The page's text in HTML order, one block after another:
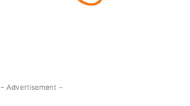
– Advertisement –